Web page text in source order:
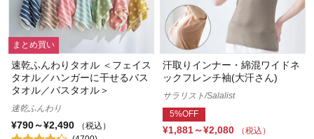
まとめ買い
速乾ふんわりタオル ＜フェイス
タオル／ハンガーに干せるバス
タオル／バスタオル＞
速乾ふんわり
¥790～¥2,490
（税込）
汗取りインナー・綿混ワイドネ
ックフレンチ袖(大汗さん)
サラリスト/Salalist
5%OFF
¥1,881～¥2,080
（税込）